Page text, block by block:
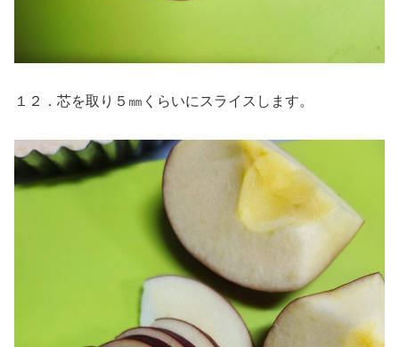
１２．芯を取り５㎜くらいにスライスします。